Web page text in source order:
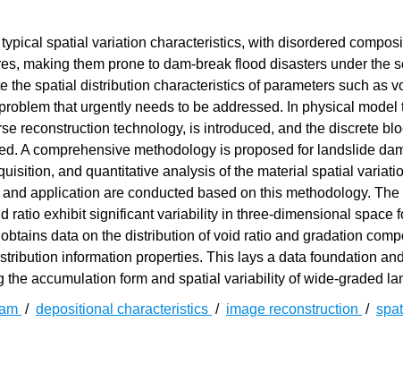
spatial variation characteristics, with disordered
making them prone to dam-break flood disasters under the
the spatial distribution characteristics of parameters such as
that urgently needs to be addressed. In physical model
reconstruction technology, is introduced, and the discrete
A comprehensive methodology is proposed for landslide
and quantitative analysis of the material spatial
application are conducted based on this methodology.
ratio exhibit significant variability in three-dimensional space
data on the distribution of void ratio and gradation
information properties. This lays a data foundation
the accumulation form and spatial variability of wide-graded
/ depositional characteristics / image reconstruction /